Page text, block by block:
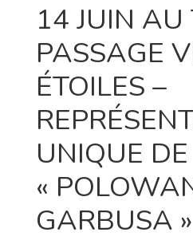
14 JUIN AU
PASSAGE
ÉTOILES –
UNIQUE DE
«
GARBUSA »